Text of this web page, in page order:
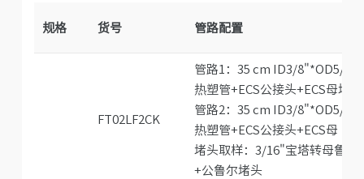
规格 货号 管路配置
FT02LF2CK
管路1：35 cm ID3/8"*OD5/
热塑管+ECS公接头+ECS母堵头
管路2：35 cm ID3/8"*OD5/
热塑管+ECS公接头+ECS母
堵头取样：3/16"宝塔转母鲁尔
+公鲁尔堵头